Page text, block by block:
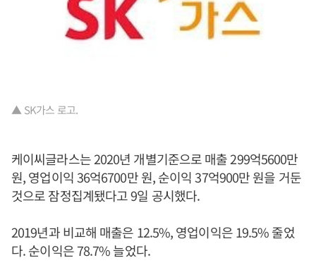
▲ SK가스 로고.
케이씨글라스는 2020년 개별기준으로 매출 299억5600만
원, 영업이익 36억6700만 원, 순이익 37억900만 원을 거둔
것으로 잠정집계됐다고 9일 공시했다.
2019년과 비교해 매출은 12.5%, 영업이익은 19.5% 줄었
다. 순이익은 78.7% 늘었다.